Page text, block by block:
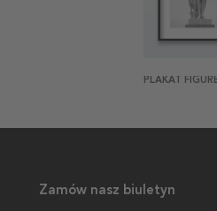
Zamów nasz biuletyn